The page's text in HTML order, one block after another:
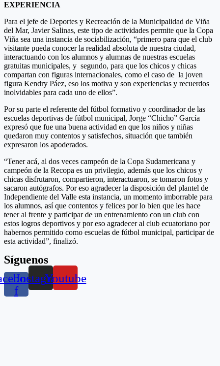
EXPERIENCIA
Para el jefe de Deportes y Recreación de la Municipalidad de Viña
del Mar, Javier Salinas, este tipo de actividades permite que la Copa
Viña sea una instancia de sociabilización, “primero para que el club
visitante pueda conocer la realidad absoluta de nuestra ciudad,
interactuando con los alumnos y alumnas de nuestras escuelas
gratuitas municipales, y segundo, para que los chicos y chicas
compartan con figuras internacionales, como el caso de la joven
figura Kendry Páez, eso los motiva y son experiencias y recuerdos
inolvidables para cada uno de ellos”.
Por su parte el referente del fútbol formativo y coordinador de las
escuelas deportivas de fútbol municipal, Jorge “Chicho” García
expresó que fue una buena actividad en que los niños y niñas
quedaron muy contentos y satisfechos, situación que también
expresaron los apoderados.
“Tener acá, al dos veces campeón de la Copa Sudamericana y
campeón de la Recopa es un privilegio, además que los chicos y
chicas disfrutaron, compartieron, interactuaron, se tomaron fotos y
sacaron autógrafos. Por eso agradecer la disposición del plantel de
Independiente del Valle esta instancia, un momento imborrable para
los alumnos, así que contentos y felices por lo bien que les hace
tener al frente y participar de un entrenamiento con un club con
estos logros deportivos y por eso agradecer al club ecuatoriano por
habernos permitido como escuelas de fútbol municipal, participar de
esta actividad”, finalizó.
Síguenos
f
InstagramYoutube